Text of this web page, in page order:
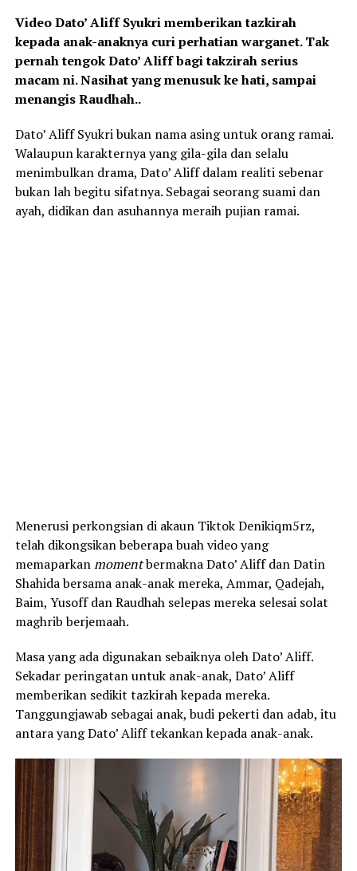
Video Dato’ Aliff Syukri memberikan tazkirah
kepada anak-anaknya curi perhatian warganet. Tak
pernah tengok Dato’ Aliff bagi takzirah serius
macam ni. Nasihat yang menusuk ke hati, sampai
menangis Raudhah..
Dato’ Aliff Syukri bukan nama asing untuk orang ramai.
Walaupun karakternya yang gila-gila dan selalu
menimbulkan drama, Dato’ Aliff dalam realiti sebenar
bukan lah begitu sifatnya. Sebagai seorang suami dan
ayah, didikan dan asuhannya meraih pujian ramai.
Menerusi perkongsian di akaun Tiktok Denikiqm5rz,
telah dikongsikan beberapa buah video yang
memaparkanmomentbermakna Dato’ Aliff dan Datin
Shahida bersama anak-anak mereka, Ammar, Qadejah,
Baim, Yusoff dan Raudhah selepas mereka selesai solat
maghrib berjemaah.
Masa yang ada digunakan sebaiknya oleh Dato’ Aliff.
Sekadar peringatan untuk anak-anak, Dato’ Aliff
memberikan sedikit tazkirah kepada mereka.
Tanggungjawab sebagai anak, budi pekerti dan adab, itu
antara yang Dato’ Aliff tekankan kepada anak-anak.